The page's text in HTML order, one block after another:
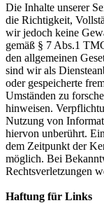
Die Inhalte unserer
die Richtigkeit,
wir jedoch keine
gemäß § 7 Abs.1
den allgemeinen
sind wir als
oder gespeicherte
Umständen zu
hinweisen.
Nutzung von
hiervon unberührt.
dem Zeitpunkt der
möglich. Bei
Rechtsverletzungen
Haftung für Links